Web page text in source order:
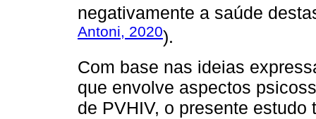
negativamente a saúde
Antoni, 2020).
Com base nas ideias
que envolve aspectos
de PVHIV, o presente